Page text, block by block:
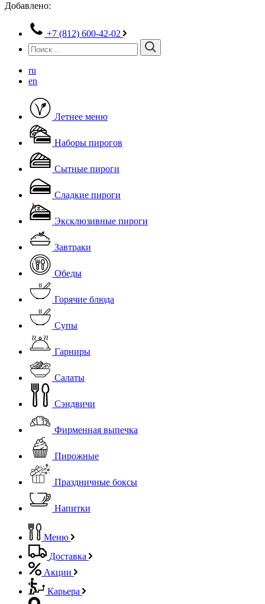
Добавлено:
+7 (812) 600-42-02
ru
en
Летнее меню
Наборы пирогов
Сытные пироги
Сладкие пироги
Эксклюзивные пироги
Завтраки
Обеды
Горячие блюда
Супы
Гарниры
Салаты
Сэндвичи
Фирменная выпечка
Пирожные
Праздничные боксы
Напитки
Меню
Доставка
Акции
Карьера